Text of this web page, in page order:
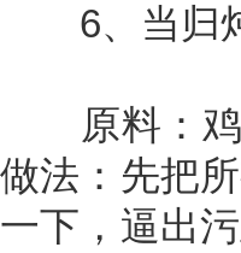
6、当归
原料：鸡
做法：先把
一下，逼出